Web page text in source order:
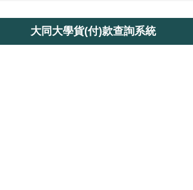
大同大學貨(付)款查詢系統